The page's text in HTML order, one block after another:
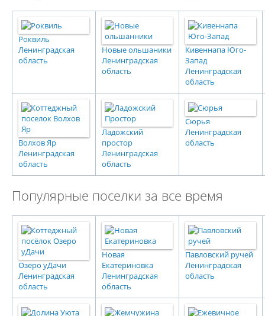
Роквиль
Ленинградская
область
Новые ольшаники
Ленинградская
область
Кивеннапа Юго-
Запад
Ленинградская
область
Волхов Яр
Ленинградская
область
Ладожский
простор
Ленинградская
область
Сюрья
Ленинградская
область
Популярные поселки за все время
Озеро уДачи
Ленинградская
область
Новая
Екатериновка
Ленинградская
область
Павловский ручей
Ленинградская
область